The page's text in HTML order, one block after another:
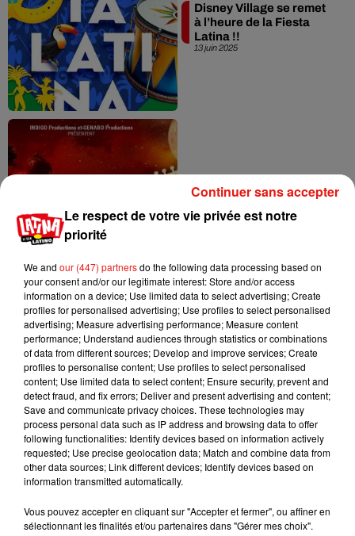
13 juin 2025
Disney Village se remet
à l’heure de la Fiesta
Latina !!
10 janvier 2025
Le spectacle flamboyant
"Gitans – Le Musical",
dès janvier à Paris
7 juin 2024
Les Fiesta Latina sont de
retour à Disney Village
Le respect de votre vie privée est notre
priorité
We and our (447) partnersdo the following data processing based on
your consent and/or our legitimate interest: Store and/or access
information on a device; Use limited data to select advertising; Create
profiles for personalised advertising; Use profiles to select personalised
advertising; Measure advertising performance; Measure content
performance; Understand audiences through statistics or combinations
of data from different sources; Develop and improve services; Create
profiles to personalise content; Use profiles to select personalised
content; Use limited data to select content; Ensure security, prevent and
detect fraud, and fix errors; Deliver and present advertising and content;
Save and communicate privacy choices. These technologies may
process personal data such as IP address and browsing data to offer
following functionalities: Identify devices based on information actively
requested; Use precise geolocation data; Match and combine data from
other data sources; Link different devices; Identify devices based on
information transmitted automatically.
Vous pouvez accepter en cliquant sur "Accepter et fermer", ou affiner en
sélectionnant les finalités et/ou partenaires dans "Gérer mes choix".
Continuer sans accepter